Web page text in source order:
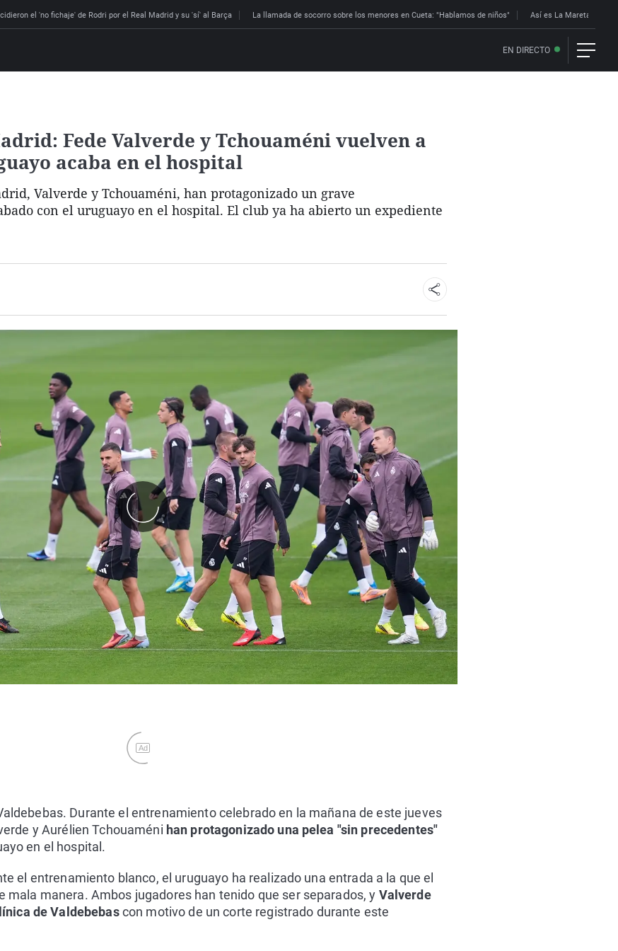
el 'no fichaje' de Rodri por el Real Madrid y su 'sí' al Barça La llamada de socorro sobre los menores en Cueta: "Hablamos de niños" Así es La Mareta: la
EN DIRECTO
Fede Valverde y Tchouaméni vuelven a
acaba en el hospital
Valverde y Tchouaméni, han protagonizado un grave
con el uruguayo en el hospital. El club ya ha abierto un expediente
Ad
Durante el entrenamiento celebrado en la mañana de este jueves
y Aurélien Tchouaméni han protagonizado una pelea "sin precedentes"
en el hospital.
el entrenamiento blanco, el uruguayo ha realizado una entrada a la que el
mala manera. Ambos jugadores han tenido que ser separados, y Valverde
de Valdebebascon motivo de un corte registrado durante este